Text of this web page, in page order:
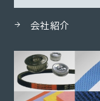
会社紹介